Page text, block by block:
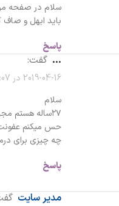
سلام در صفحه
باید ابهل و
پاسخ
... گفت:
2019-04-16 در 7:07 ب.ظ
سلام
۲۷ساله هستم
حس میکنم عفونت
چه چیزی برای
پاسخ
مدیر سایت